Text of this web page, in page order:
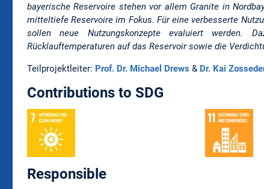
bayerische Reservoire stehen vor allem Granite in
mitteltiefe Reservoire im Fokus. Für eine verbesserte
sollen neue Nutzungskonzepte evaluiert werden.
Rücklauftemperaturen auf das Reservoir sowie die
Teilprojektleiter: Prof. Dr. Michael Drews & Dr. Kai
Contributions to SDG
Responsible